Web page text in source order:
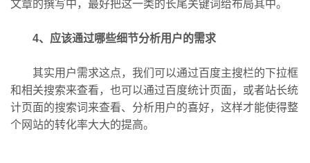
文章的撰写中，最好把这一类的长尾关键词给布局其中。
4、应该通过哪些细节分析用户的需求
其实用户需求这点，我们可以通过百度主搜栏的下拉框
和相关搜索来查看，也可以通过百度统计页面，或者站长统
计页面的搜索词来查看、分析用户的喜好，这样才能使得整
个网站的转化率大大的提高。